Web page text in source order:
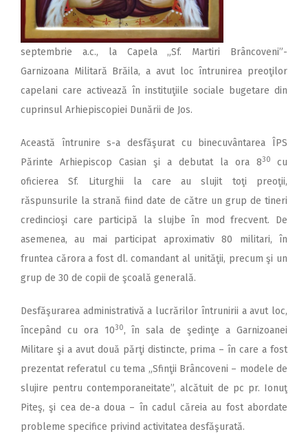
septembrie a.c., la Capela „Sf. Martiri Brâncoveni”-
Garnizoana Militară Brăila, a avut loc întrunirea preoţilor
capelani care activează în instituţiile sociale bugetare din
cuprinsul Arhiepiscopiei Dunării de Jos.
Această întrunire s-a desfăşurat cu binecuvântarea ÎPS
Părinte Arhiepiscop Casian şi a debutat la ora 830 cu
oficierea Sf. Liturghii la care au slujit toţi preoţii,
răspunsurile la strană fiind date de către un grup de tineri
credincioşi care participă la slujbe în mod frecvent. De
asemenea, au mai participat aproximativ 80 militari, în
fruntea cărora a fost dl. comandant al unităţii, precum şi un
grup de 30 de copii de şcoală generală.
Desfăşurarea administrativă a lucrărilor întrunirii a avut loc,
începând cu ora 1030, în sala de şedinţe a Garnizoanei
Militare şi a avut două părţi distincte, prima – în care a fost
prezentat referatul cu tema „Sfinţii Brâncoveni – modele de
slujire pentru contemporaneitate”, alcătuit de pc pr. Ionuţ
Piteş, şi cea de-a doua – în cadul căreia au fost abordate
probleme specifice privind activitatea desfăşurată.